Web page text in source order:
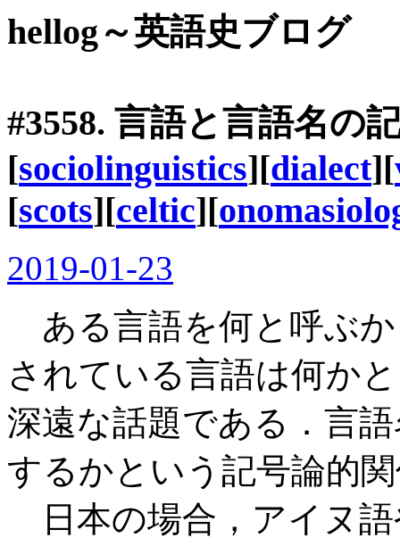
hellog～英語史ブログ
#3558. 言語と言語名の
[sociolinguistics][dialect][
[scots][celtic][
2019-01-23
ある言語を何と呼ぶ
されている言語は何か
深遠な話題である．言
するかという記号論的
日本の場合，アイヌ